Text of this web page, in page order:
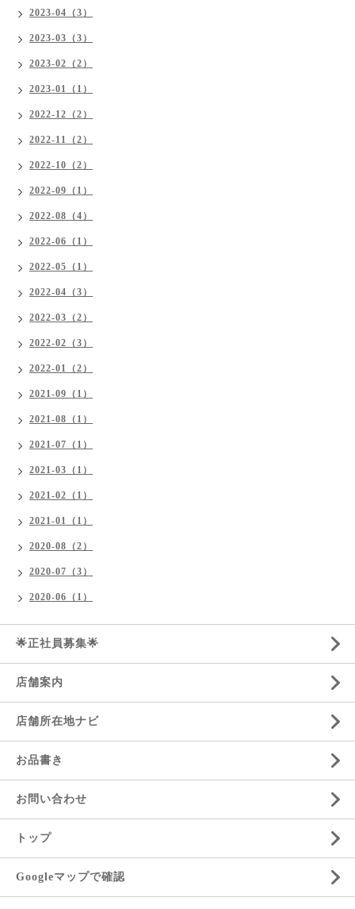
2023-04（3）
2023-03（3）
2023-02（2）
2023-01（1）
2022-12（2）
2022-11（2）
2022-10（2）
2022-09（1）
2022-08（4）
2022-06（1）
2022-05（1）
2022-04（3）
2022-03（2）
2022-02（3）
2022-01（2）
2021-09（1）
2021-08（1）
2021-07（1）
2021-03（1）
2021-02（1）
2021-01（1）
2020-08（2）
2020-07（3）
2020-06（1）
🌟正社員募集🌟
店舗案内
店舗所在地ナビ
お品書き
お問い合わせ
トップ
Googleマップで確認